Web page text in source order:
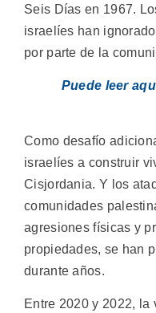
Seis Días en 1967.
israelíes han
por parte de la
Puede leer
Como desafío
israelíes a construir
Cisjordania. Y los
comunidades
agresiones físicas y
propiedades, se han
durante años.
Entre 2020 y 2022,